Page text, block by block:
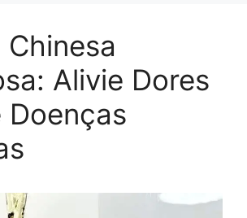
Alivie Dores
Doenças